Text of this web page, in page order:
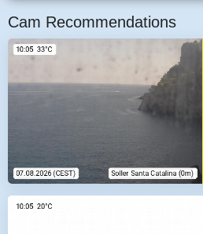
Cam Recommendations